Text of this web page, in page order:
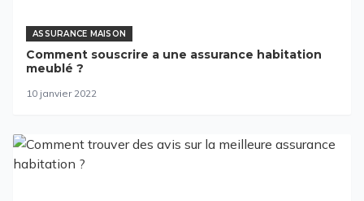
ASSURANCE MAISON
Comment souscrire a une assurance habitation
meublé ?
10 janvier 2022